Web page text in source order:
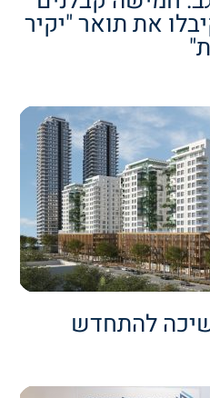
את תואר "יקיר
להתחדש